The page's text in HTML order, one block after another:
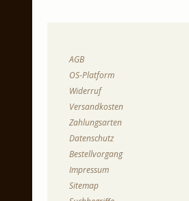
AGB
OS-Platform
Widerruf
Versandkosten
Zahlungsarten
Datenschutz
Bestellvorgang
Impressum
Sitemap